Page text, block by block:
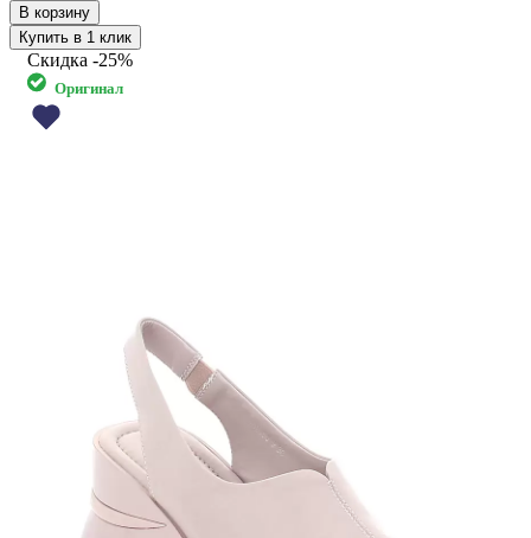
Купить в 1 клик
Скидка -25%
Оригинал